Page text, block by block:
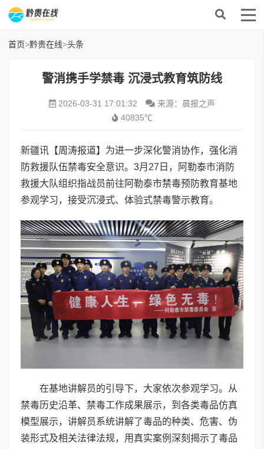
首页>黔贵在线>头条
警消携手学禁毒 沉浸式教育筑防线
2026-03-31 17:01:32
来源：晨报之声
40835℃
新疆讯【周涛报道】为进一步深化警消协作，强化消
防救援队伍禁毒安全意识。3月27日，阿勒泰市消防
救援大队组织指战员前往阿勒泰市禁毒预防教育基地
参观学习，接受沉浸式、体验式禁毒警示教育。
在基地讲解员的引导下，大家依次参观学习。从
禁毒历史沿革、禁毒工作成果展示，到各类毒品仿真
模型展示，讲解员系统讲解了毒品的种类、危害、伪
装形式及相关法律法规，用真实案例深刻揭示了毒品